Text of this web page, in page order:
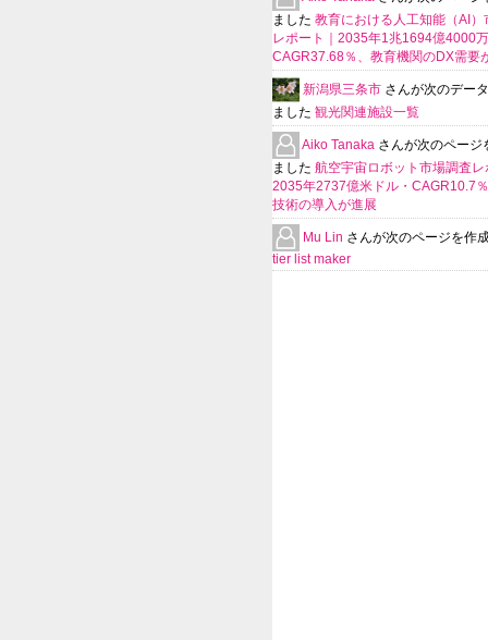
ました 教育における人工知能（AI）
レポート｜2035年1兆1694億4000
CAGR37.68％、教育機関のDX需要
新潟県三条市 さんが次のデー
ました 観光関連施設一覧
Aiko Tanaka さんが次のページ
ました 航空宇宙ロボット市場調査レ
2035年2737億米ドル・CAGR10.7
技術の導入が進展
Mu Lin さんが次のページを作
tier list maker